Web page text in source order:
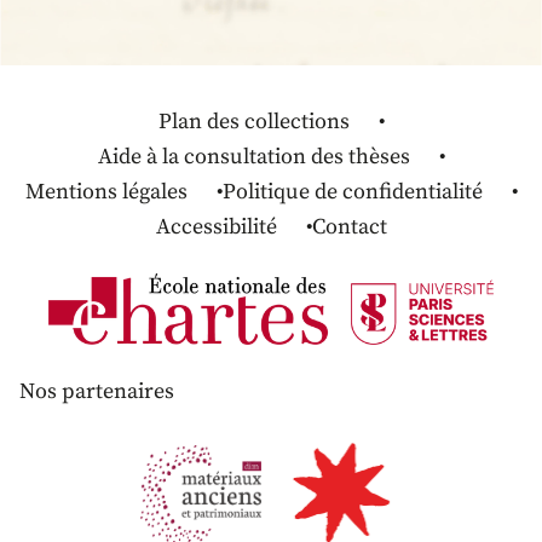
Plan des collections
Aide à la consultation des thèses
Mentions légales
Politique de confidentialité
Accessibilité
Contact
Nos partenaires